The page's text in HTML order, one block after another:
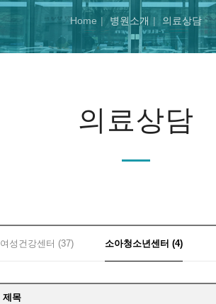
Home 병원소개 의료상담
의료상담
여성건강센터 (37) 소아청소년센터 (4)
제목